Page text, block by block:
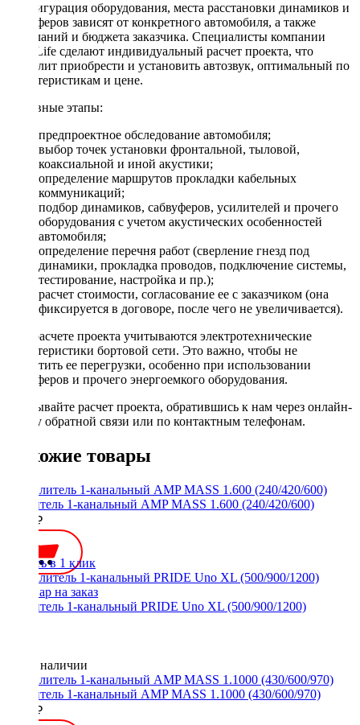
Конфигурация оборудования, места расстановки динамиков и
сабвуферов зависят от конкретного автомобиля, а также
пожеланий и бюджета заказчика. Специалисты компании
DriveLife сделают индивидуальный расчет проекта, что
позволит приобрести и установить автозвук, оптимальный по
характеристикам и цене.
Основные этапы:
предпроектное обследование автомобиля;
выбор точек установки фронтальной, тыловой,
коаксиальной и иной акустики;
определение маршрутов прокладки кабельных
коммуникаций;
подбор динамиков, сабвуферов, усилителей и прочего
оборудования с учетом акустических особенностей
автомобиля;
определение перечня работ (сверление гнезд под
динамики, прокладка проводов, подключение системы,
тестирование, настройка и пр.);
расчет стоимости, согласование ее с заказчиком (она
фиксируется в договоре, после чего не увеличивается).
При расчете проекта учитываются электротехнические
характеристики бортовой сети. Это важно, чтобы не
допустить ее перегрузки, особенно при использовании
сабвуферов и прочего энергоемкого оборудования.
Заказывайте расчет проекта, обратившись к нам через онлайн-
форму обратной связи или по контактным телефонам.
Похожие товары
Усилитель 1-канальный AMP MASS 1.600 (240/420/600)
5700 ₽
Купить в 1 клик
Усилитель 1-канальный PRIDE Uno XL (500/900/1200)
Нет в наличии
Усилитель 1-канальный AMP MASS 1.1000 (430/600/970)
8500 ₽